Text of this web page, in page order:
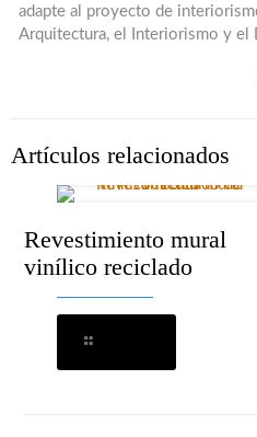
adapte al proyecto de
Arquitectura, el Interiorismo y el
Artículos relacionados
Revestimiento mural
vinílico reciclado